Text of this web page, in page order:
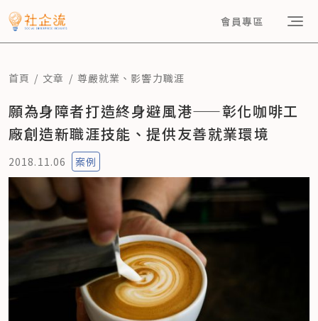
會員專區
首頁 文章 尊嚴就業 、 影響力職涯
願為身障者打造終身避風港——彰化咖啡工
廠創造新職涯技能、提供友善就業環境
2018.11.06 案例